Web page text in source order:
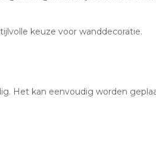
keuze voor wanddecoratie.
Het kan eenvoudig worden